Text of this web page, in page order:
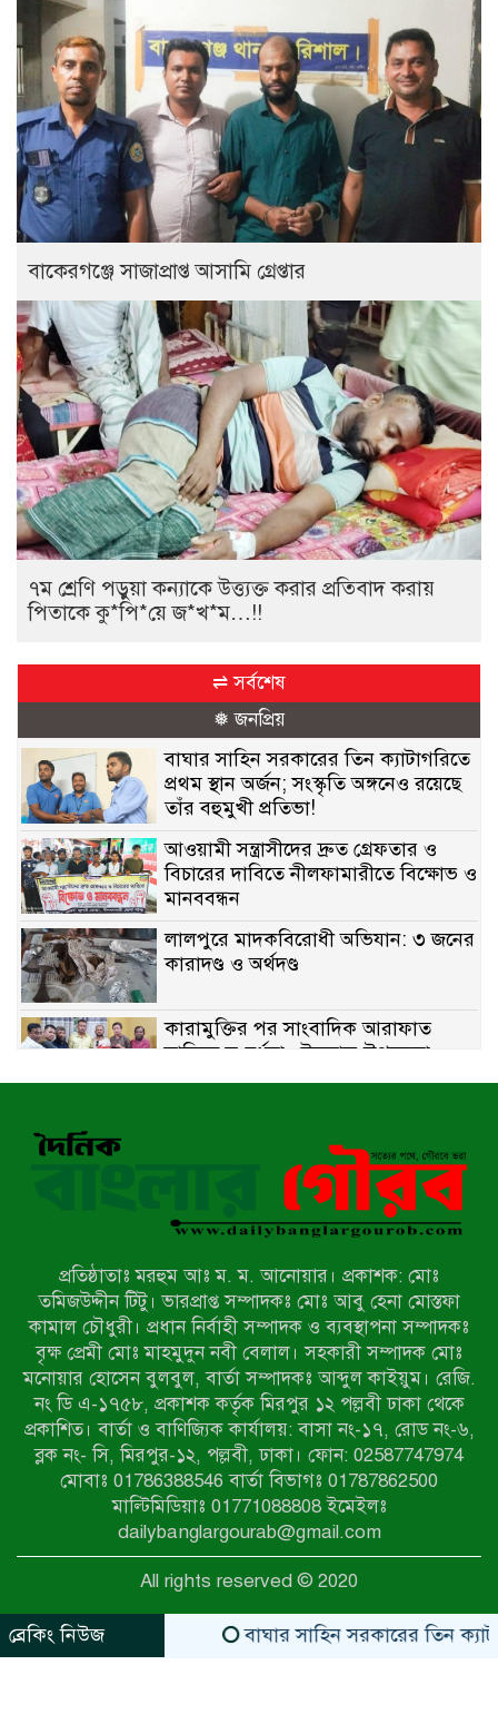
বাকেরগঞ্জে সাজাপ্রাপ্ত আসামি গ্রেপ্তার
৭ম শ্রেণি পড়ুয়া কন্যাকে উত্ত্যক্ত করার প্রতিবাদ করায়
পিতাকে কু*পি*য়ে জ*খ*ম…!!
⇌ সর্বশেষ
❅ জনপ্রিয়
বাঘার সাহিন সরকারের তিন ক্যাটাগরিতে
প্রথম স্থান অর্জন; সংস্কৃতি অঙ্গনেও রয়েছে
তাঁর বহুমুখী প্রতিভা!
আওয়ামী সন্ত্রাসীদের দ্রুত গ্রেফতার ও
বিচারের দাবিতে নীলফামারীতে বিক্ষোভ ও
মানববন্ধন
লালপুরে মাদকবিরোধী অভিযান: ৩ জনের
কারাদণ্ড ও অর্থদণ্ড
কারামুক্তির পর সাংবাদিক আরাফাত
সানিকে সংবর্ধনা, টেকনাফ উপজেলা
প্রেসক্লাবের ফুলেল শুভেচ্ছা
মিয়ানমারের সীমান্তে স্থলমাইন বিস্ফোরণ:
উখিয়ার এক যুবকের পা বিচ্ছিন্ন
৭ম শ্রেণি পড়ুয়া কন্যাকে উত্ত্যক্ত করার
প্রতিবাদ করায় পিতাকে কু*পি*য়ে
জ*খ*ম…!!
জুলাই গণঅভ্যুত্থান দিবস-২০২৬ উপলক্ষে
নীলফামারীতে শহিদদের স্মরণে দোয়া
মাহফিল ও আলোচনা সভা অনুষ্ঠিত
বেলকুচিতে বজ্রপাতে শিক্ষার্থীর মৃত্যু
বেলকুচিতে গণঅভ্যুত্থান দিবসে ইসলামী
আন্দোলনের গণমিছিল ও গণহত্যার
বিচারের দাবি
প্রতিষ্ঠাতাঃ মরহুম আঃ ম. ম. আনোয়ার। প্রকাশক: মোঃ
তমিজউদ্দীন টিটু। ভারপ্রাপ্ত সম্পাদকঃ মোঃ আবু হেনা মোস্তফা
কামাল চৌধুরী। প্রধান নির্বাহী সম্পাদক ও ব্যবস্থাপনা সম্পাদকঃ
বৃক্ষ প্রেমী মোঃ মাহমুদুন নবী বেলাল। সহকারী সম্পাদক মোঃ
মনোয়ার হোসেন বুলবুল, বার্তা সম্পাদকঃ আব্দুল কাইয়ুম। রেজি.
নং ডি এ-১৭৫৮, প্রকাশক কর্তৃক মিরপুর ১২ পল্লবী ঢাকা থেকে
প্রকাশিত। বার্তা ও বাণিজ্যিক কার্যালয়: বাসা নং-১৭, রোড নং-৬,
ব্লক নং- সি, মিরপুর-১২, পল্লবী, ঢাকা। ফোন: 02587747974
মোবাঃ 01786388546 বার্তা বিভাগঃ 01787862500
মাল্টিমিডিয়াঃ 01771088808 ইমেইলঃ
dailybanglargourab@gmail.com
All rights reserved © 2020
ব্রেকিং নিউজ
বাঘার সাহিন সরকারের তিন